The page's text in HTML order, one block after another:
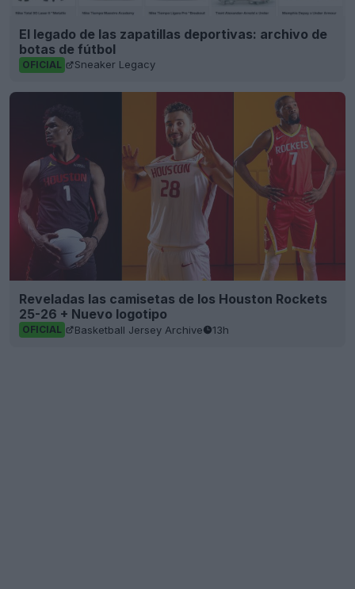
El legado de las zapatillas deportivas: archivo de
botas de fútbol
OFICIAL Sneaker Legacy
Reveladas las camisetas de los Houston Rockets
25-26 + Nuevo logotipo
OFICIAL Basketball Jersey Archive 13h